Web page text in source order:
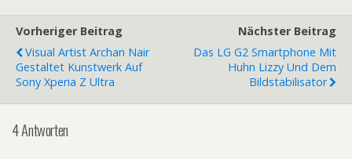
Vorheriger Beitrag
Visual Artist Archan Nair
Gestaltet Kunstwerk Auf
Sony Xperia Z Ultra
Nächster Beitrag
Das LG G2 Smartphone Mit
Huhn Lizzy Und Dem
Bildstabilisator
4 Antworten